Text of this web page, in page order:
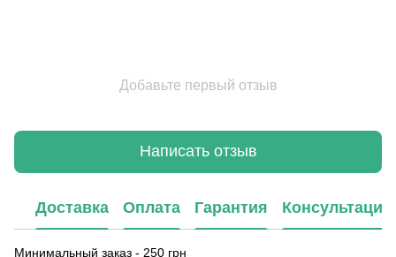
Добавьте первый отзыв
Написать отзыв
Доставка Оплата Гарантия Консультация
Минимальный заказ - 250 грн